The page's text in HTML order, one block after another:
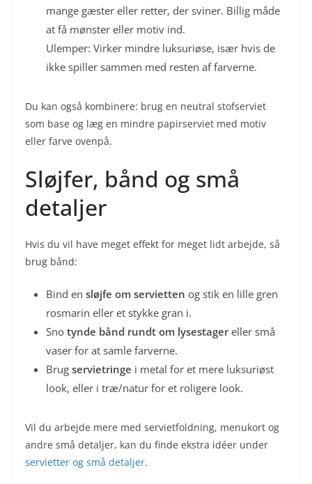
mange gæster eller retter, der sviner. Billig måde
at få mønster eller motiv ind.
Ulemper: Virker mindre luksuriøse, især hvis de
ikke spiller sammen med resten af farverne.
Du kan også kombinere: brug en neutral stofserviet
som base og læg en mindre papirserviet med motiv
eller farve ovenpå.
Sløjfer, bånd og små
detaljer
Hvis du vil have meget effekt for meget lidt arbejde, så
brug bånd:
Bind en sløjfe om servietten og stik en lille gren
rosmarin eller et stykke gran i.
Sno tynde bånd rundt om lysestagereller små
vaser for at samle farverne.
Brug servietringe i metal for et mere luksuriøst
look, eller i træ/natur for et roligere look.
Vil du arbejde mere med servietfoldning, menukort og
andre små detaljer, kan du finde ekstra idéer under
servietter og små detaljer.